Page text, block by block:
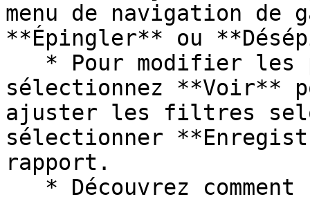
menu de navigation de
**Épingler** ou
sélectionnez **Voir**
ajuster les filtres
sélectionner
rapport.